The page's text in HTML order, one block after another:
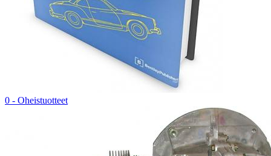
0 - Oheistuotteet